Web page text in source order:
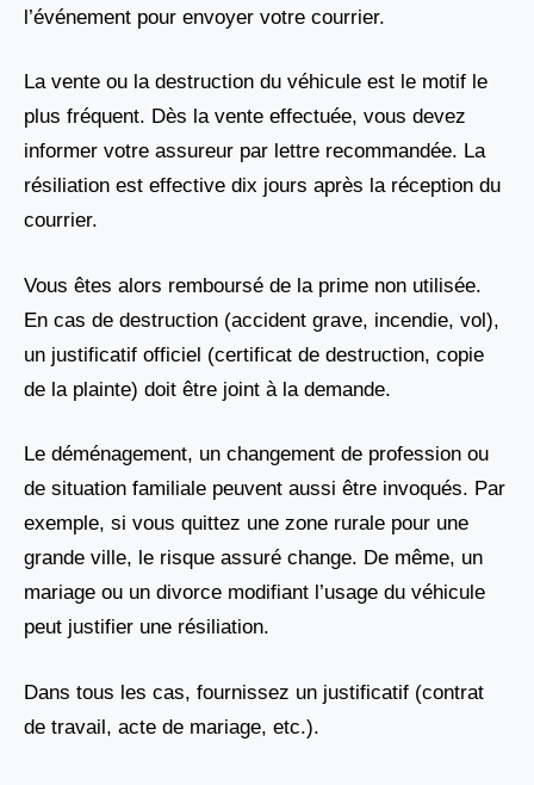
l’événement pour envoyer votre courrier.
La vente ou la destruction du véhicule est le motif le
plus fréquent. Dès la vente effectuée, vous devez
informer votre assureur par lettre recommandée. La
résiliation est effective dix jours après la réception du
courrier.
Vous êtes alors remboursé de la prime non utilisée.
En cas de destruction (accident grave, incendie, vol),
un justificatif officiel (certificat de destruction, copie
de la plainte) doit être joint à la demande.
Le déménagement, un changement de profession ou
de situation familiale peuvent aussi être invoqués. Par
exemple, si vous quittez une zone rurale pour une
grande ville, le risque assuré change. De même, un
mariage ou un divorce modifiant l’usage du véhicule
peut justifier une résiliation.
Dans tous les cas, fournissez un justificatif (contrat
de travail, acte de mariage, etc.).